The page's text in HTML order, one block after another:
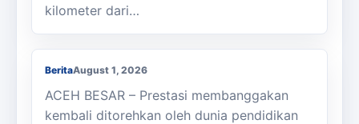
kilometer dari…
Membanggakan, Siswa SMK PPN Saree
Raih Juara LKS Nasional 2026
BeritaAugust 1, 2026
ACEH BESAR – Prestasi membanggakan
kembali ditorehkan oleh dunia pendidikan